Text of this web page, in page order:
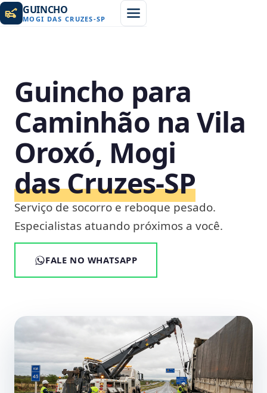
GUINCHO
MOGI DAS CRUZES-SP
Guincho para
Caminhão na Vila
Oroxó, Mogi
das Cruzes‑SP
Serviço de socorro e reboque pesado.
Especialistas atuando próximos a você.
FALE NO WHATSAPP